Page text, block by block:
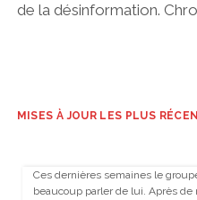
de la désinformation.
MISES À JOUR LES PLUS
Ces dernières semaines le
beaucoup parler de lui. Après